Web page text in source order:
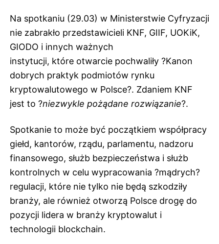
Na spotkaniu (29.03) w Ministerstwie Cyfryzacji
nie zabrakło przedstawicieli KNF, GIIF, UOKiK,
GIODO i innych ważnych
instytucji, które otwarcie pochwaliły ?Kanon
dobrych praktyk podmiotów rynku
kryptowalutowego w Polsce?. Zdaniem KNF
jest to ?niezwykle pożądane rozwiązanie?.
Spotkanie to może być początkiem współpracy
giełd, kantorów, rządu, parlamentu, nadzoru
finansowego, służb bezpieczeństwa i służb
kontrolnych w celu wypracowania ?mądrych?
regulacji, które nie tylko nie będą szkodziły
branży, ale również otworzą Polsce drogę do
pozycji lidera w branży kryptowalut i
technologii blockchain.